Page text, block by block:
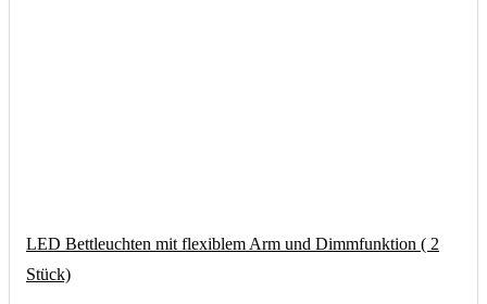
LED Bettleuchten mit flexiblem Arm und Dimmfunktion ( 2
Stück)